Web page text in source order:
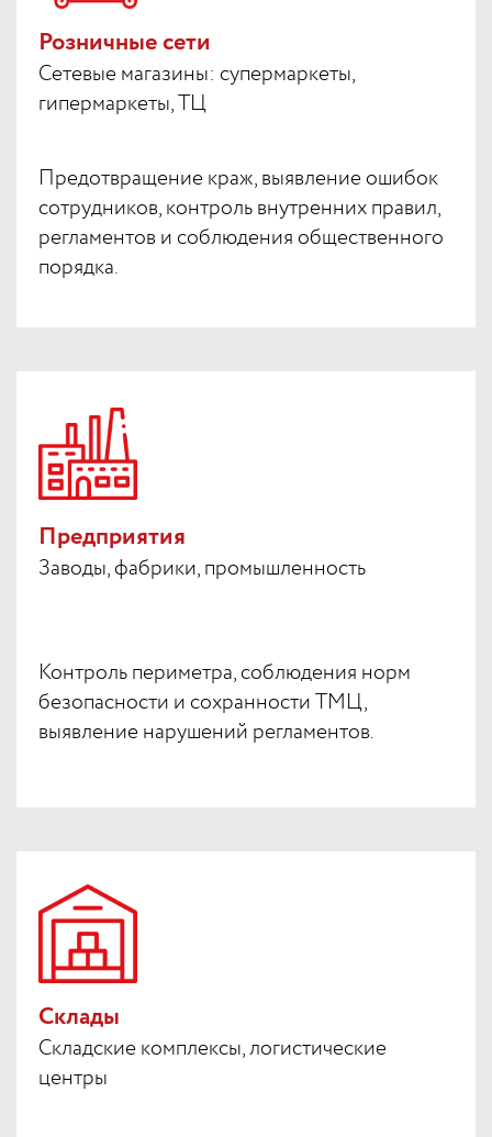
Розничные сети
Сетевые магазины: супермаркеты,
гипермаркеты, ТЦ
Предотвращение краж, выявление ошибок
сотрудников, контроль внутренних правил,
регламентов и соблюдения общественного
порядка.
Предприятия
Заводы, фабрики, промышленность
Контроль периметра, соблюдения норм
безопасности и сохранности ТМЦ,
выявление нарушений регламентов.
Склады
Складские комплексы, логистические
центры